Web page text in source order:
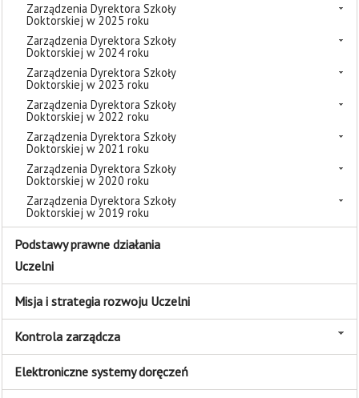
Zarządzenia Dyrektora Szkoły
Doktorskiej w 2025 roku
Zarządzenia Dyrektora Szkoły
Doktorskiej w 2024 roku
Zarządzenia Dyrektora Szkoły
Doktorskiej w 2023 roku
Zarządzenia Dyrektora Szkoły
Doktorskiej w 2022 roku
Zarządzenia Dyrektora Szkoły
Doktorskiej w 2021 roku
Zarządzenia Dyrektora Szkoły
Doktorskiej w 2020 roku
Zarządzenia Dyrektora Szkoły
Doktorskiej w 2019 roku
Podstawy prawne działania
Uczelni
Misja i strategia rozwoju Uczelni
Kontrola zarządcza
Elektroniczne systemy doręczeń